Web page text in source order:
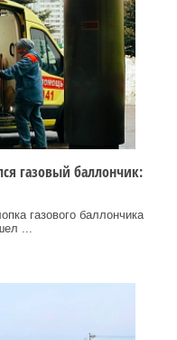
газовый баллончик:
газового баллончика
...